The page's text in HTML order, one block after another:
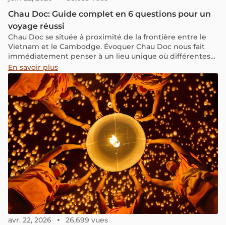
Chau Doc: Guide complet en 6 questions pour un
voyage réussi
Chau Doc se située à proximité de la frontière entre le
Vietnam et le Cambodge. Évoquer Chau Doc nous fait
immédiatement penser à un lieu unique où différentes
cultures se rencontrent. Cette diversité culturelle se
mêle harmonieusement à une nature généreuse et à des
récits spirituels merveilleux. Dans cet article, nous vous
fournirons une liste des activités incontournables ainsi
que des informations pratiques pour profiter au
maximum de votre séjour à Chau Doc.
En savoir plus
avr. 22, 2026 26,699 vues